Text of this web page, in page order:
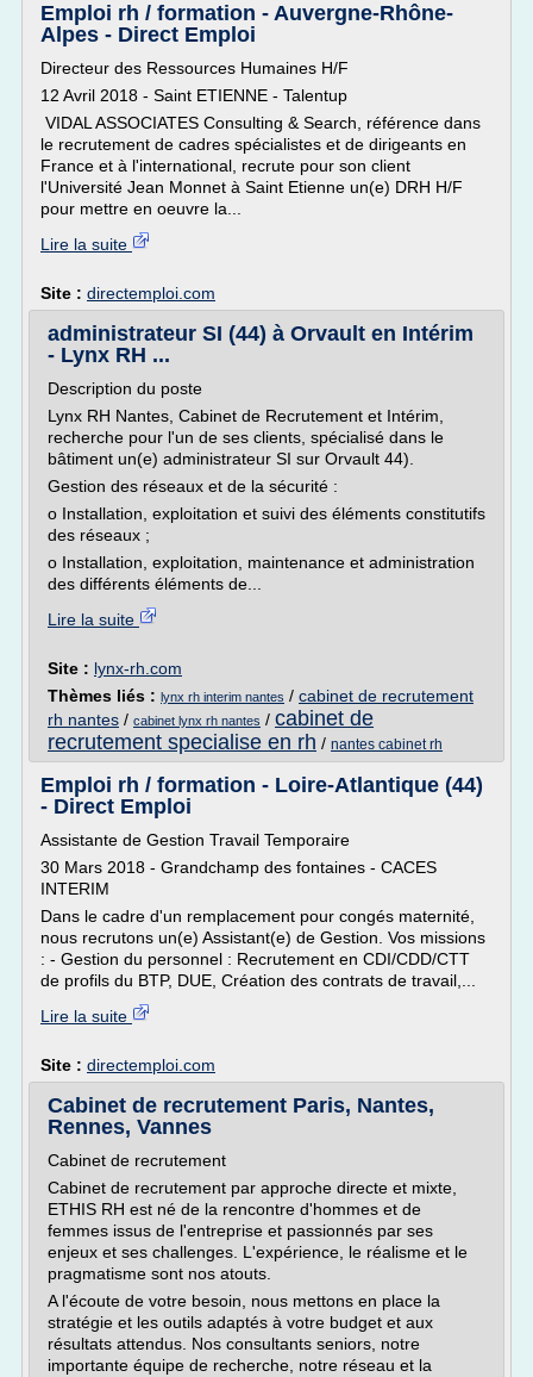
Emploi rh / formation - Auvergne-Rhône-
Alpes - Direct Emploi
Directeur des Ressources Humaines H/F
12 Avril 2018 - Saint ETIENNE - Talentup
VIDAL ASSOCIATES Consulting & Search, référence dans
le recrutement de cadres spécialistes et de dirigeants en
France et à l'international, recrute pour son client
l'Université Jean Monnet à Saint Etienne un(e) DRH H/F
pour mettre en oeuvre la...
Lire la suite
Site : directemploi.com
administrateur SI (44) à Orvault en Intérim
- Lynx RH ...
Description du poste
Lynx RH Nantes, Cabinet de Recrutement et Intérim,
recherche pour l'un de ses clients, spécialisé dans le
bâtiment un(e) administrateur SI sur Orvault 44).
Gestion des réseaux et de la sécurité :
o Installation, exploitation et suivi des éléments constitutifs
des réseaux ;
o Installation, exploitation, maintenance et administration
des différents éléments de...
Lire la suite
Site : lynx-rh.com
Thèmes liés : lynx rh interim nantes / cabinet de recrutement
rh nantes / cabinet lynx rh nantes / cabinet de
recrutement specialise en rh / nantes cabinet rh
Emploi rh / formation - Loire-Atlantique (44)
- Direct Emploi
Assistante de Gestion Travail Temporaire
30 Mars 2018 - Grandchamp des fontaines - CACES
INTERIM
Dans le cadre d'un remplacement pour congés maternité,
nous recrutons un(e) Assistant(e) de Gestion. Vos missions
: - Gestion du personnel : Recrutement en CDI/CDD/CTT
de profils du BTP, DUE, Création des contrats de travail,...
Lire la suite
Site : directemploi.com
Cabinet de recrutement Paris, Nantes,
Rennes, Vannes
Cabinet de recrutement
Cabinet de recrutement par approche directe et mixte,
ETHIS RH est né de la rencontre d'hommes et de
femmes issus de l'entreprise et passionnés par ses
enjeux et ses challenges. L'expérience, le réalisme et le
pragmatisme sont nos atouts.
A l'écoute de votre besoin, nous mettons en place la
stratégie et les outils adaptés à votre budget et aux
résultats attendus. Nos consultants seniors, notre
importante équipe de recherche, notre réseau et la